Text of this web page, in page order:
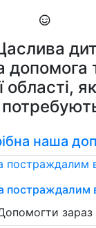
допомога
області,
наша
постраждалим
зараз